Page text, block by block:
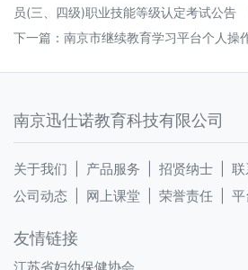
员(三、四级)职业技能等级认定考试公告
下一篇： 南京市继续教育学习平台个人操
南京迅仕诺教育科技有限公司
关于我们 | 产品服务 | 招贤纳士 | 联
公司动态 | 网上课堂 | 荣誉责任 | 平
友情链接
江苏省妇幼保健协会